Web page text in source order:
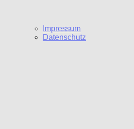
Impressum
Datenschutz